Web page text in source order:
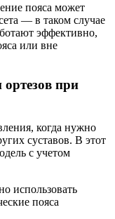
пояса может
— в таком случае
эффективно,
или вне
при
когда нужно
суставов. В этот
с учетом